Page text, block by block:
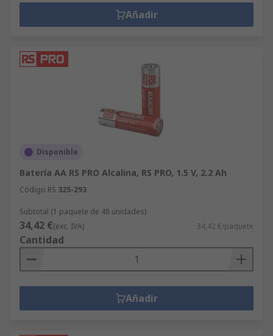
Añadir
Disponible
Batería AA RS PRO Alcalina, RS PRO, 1.5 V, 2.2 Ah
Código RS 325-293
Subtotal (1 paquete de 48 unidades)
34,42 €(exc. IVA) 34,42 €/paquete
Cantidad
Añadir